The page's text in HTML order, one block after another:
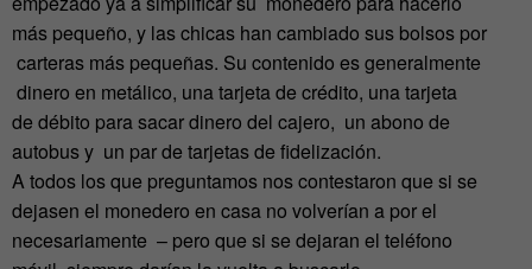
más pequeño, y las chicas han cambiado sus bolsos por
carteras más pequeñas. Su contenido es generalmente
dinero en metálico, una tarjeta de crédito, una tarjeta
de débito para sacar dinero del cajero, un abono de
autobus y un par de tarjetas de fidelización.
A todos los que preguntamos nos contestaron que si se
dejasen el monedero en casa no volverían a por el
necesariamente – pero que si se dejaran el teléfono